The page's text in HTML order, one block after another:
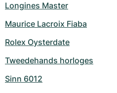
Longines Master
Maurice Lacroix Fiaba
Rolex Oysterdate
Tweedehands horloges
Sinn 6012